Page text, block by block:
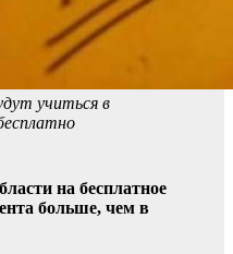
учиться в
на бесплатное
больше, чем в